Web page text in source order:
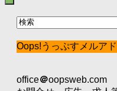
Oops!うっぷすメルアド
office＠oopsweb.com